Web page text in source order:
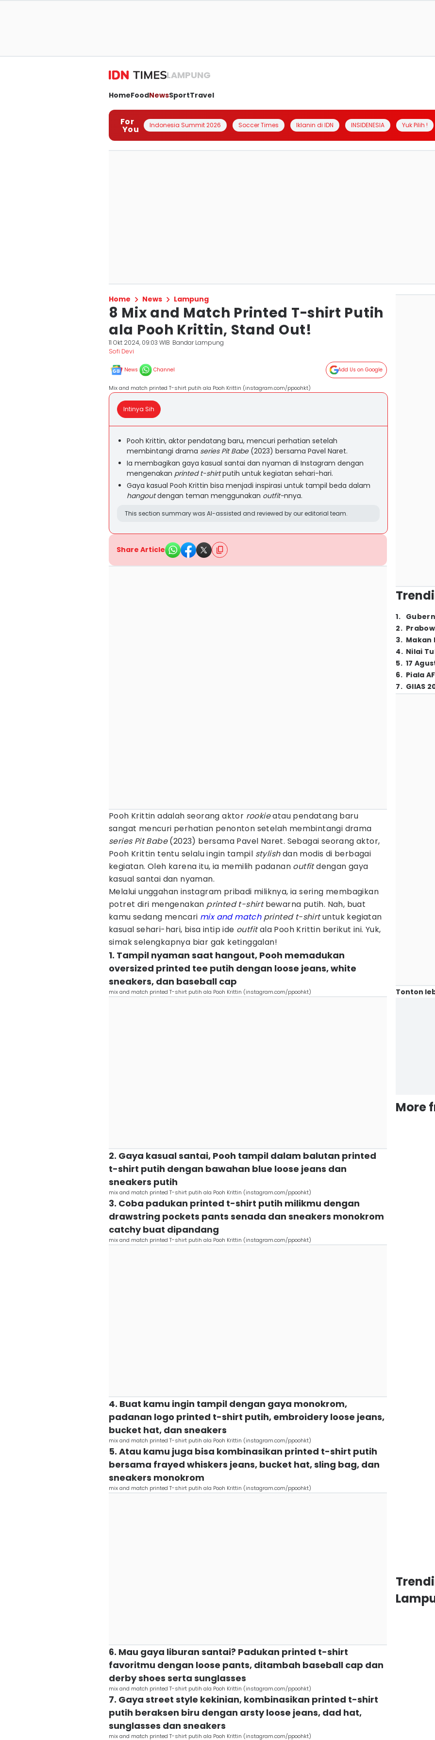
LAMPUNG
HomeFoodNewsSportTravel
For
You Indonesia Summit 2026 Soccer Times Iklanin di IDN INSIDENESIA Yuk Pilih !
Home News Lampung
8 Mix and Match Printed T-shirt Putih
ala Pooh Krittin, Stand Out!
11 Okt 2024, 09:03 WIB Bandar Lampung
Sofi Devi
News Channel Add Us on Google
Mix and match printed T-shirt putih ala Pooh Krittin (instagram.com/ppoohkt)
Intinya Sih
Pooh Krittin, aktor pendatang baru, mencuri perhatian setelah
membintangi drama series Pit Babe(2023) bersama Pavel Naret.
Ia membagikan gaya kasual santai dan nyaman di Instagram dengan
mengenakan printed t-shirtputih untuk kegiatan sehari-hari.
Gaya kasual Pooh Krittin bisa menjadi inspirasi untuk tampil beda dalam
hangoutdengan teman menggunakan outfit-nnya.
This section summary was AI-assisted and reviewed by our editorial team.
Share Article
Pooh Krittin adalah seorang aktor rookieatau pendatang baru
sangat mencuri perhatian penonton setelah membintangi drama
series Pit Babe(2023) bersama Pavel Naret. Sebagai seorang aktor,
Pooh Krittin tentu selalu ingin tampil stylishdan modis di berbagai
kegiatan. Oleh karena itu, ia memilih padanan outfitdengan gaya
kasual santai dan nyaman.
Melalui unggahan instagram pribadi miliknya, ia sering membagikan
potret diri mengenakan printed t-shirtbewarna putih. Nah, buat
kamu sedang mencari mix and matchprinted t-shirtuntuk kegiatan
kasual sehari-hari, bisa intip ide outfitala Pooh Krittin berikut ini. Yuk,
simak selengkapnya biar gak ketinggalan!
1. Tampil nyaman saat hangout, Pooh memadukan
oversized printed tee putih dengan loose jeans, white
sneakers, dan baseball cap
mix and match printed T-shirt putih ala Pooh Krittin (instagram.com/ppoohkt)
2. Gaya kasual santai, Pooh tampil dalam balutan printed
t-shirt putih dengan bawahan blue loose jeans dan
sneakers putih
mix and match printed T-shirt putih ala Pooh Krittin (instagram.com/ppoohkt)
3. Coba padukan printed t-shirt putih milikmu dengan
drawstring pockets pants senada dan sneakers monokrom
catchy buat dipandang
mix and match printed T-shirt putih ala Pooh Krittin (instagram.com/ppoohkt)
4. Buat kamu ingin tampil dengan gaya monokrom,
padanan logo printed t-shirt putih, embroidery loose jeans,
bucket hat, dan sneakers
mix and match printed T-shirt putih ala Pooh Krittin (instagram.com/ppoohkt)
5. Atau kamu juga bisa kombinasikan printed t-shirt putih
bersama frayed whiskers jeans, bucket hat, sling bag, dan
sneakers monokrom
mix and match printed T-shirt putih ala Pooh Krittin (instagram.com/ppoohkt)
6. Mau gaya liburan santai? Padukan printed t-shirt
favoritmu dengan loose pants, ditambah baseball cap dan
derby shoes serta sunglasses
mix and match printed T-shirt putih ala Pooh Krittin (instagram.com/ppoohkt)
7. Gaya street style kekinian, kombinasikan printed t-shirt
putih beraksen biru dengan arsty loose jeans, dad hat,
sunglasses dan sneakers
mix and match printed T-shirt putih ala Pooh Krittin (instagram.com/ppoohkt)
1.
2.
3. Makan
4. Nilai
5. 17
6. Piala
7. GIIAS
Tonton
More